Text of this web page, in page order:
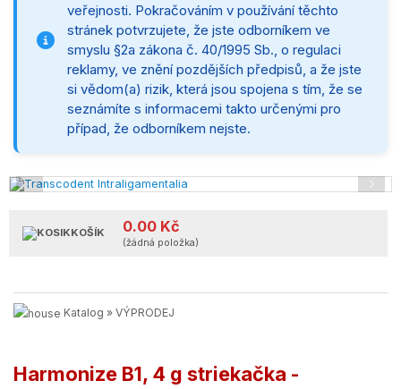
veřejnosti. Pokračováním v používání těchto
stránek potvrzujete, že jste odborníkem ve
smyslu §2a zákona č. 40/1995 Sb., o regulaci
reklamy, ve znění pozdějších předpisů, a že jste
si vědom(a) rizik, která jsou spojena s tím, že se
seznámíte s informacemi takto určenými pro
případ, že odborníkem nejste.
‹
KOŠÍK 0.00 Kč
(žádná položka)
Katalog » VÝPRODEJ
Harmonize B1, 4 g striekačka -